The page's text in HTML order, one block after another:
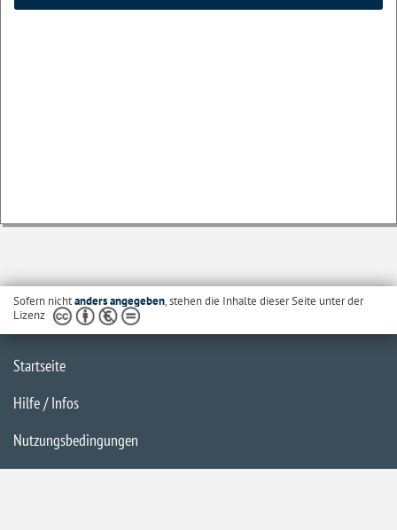
Sofern nichtanders angegeben, stehen die Inhalte dieser Seite unter der
Lizenz
Startseite
Hilfe / Infos
Nutzungsbedingungen